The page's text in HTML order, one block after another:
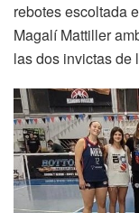
rebotes escoltada
Magalí Mattiller
las dos invictas de